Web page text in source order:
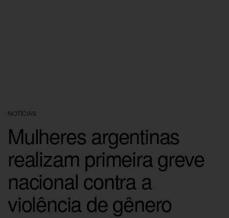
NOTÍCIAS
Mulheres argentinas
realizam primeira greve
nacional contra a
violência de gênero